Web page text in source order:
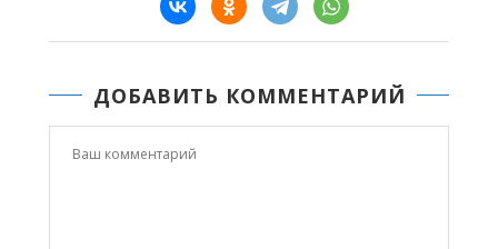
ДОБАВИТЬ КОММЕНТАРИЙ